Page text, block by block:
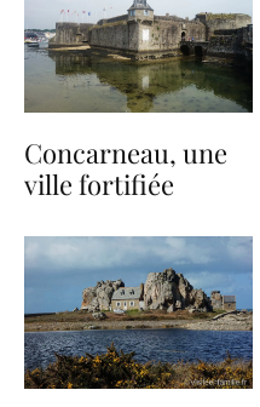
Concarneau, une
ville fortifiée